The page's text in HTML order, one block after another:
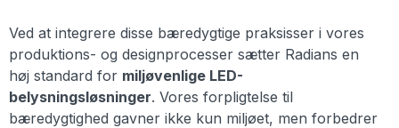
Ved at integrere disse bæredygtige praksisser i vores
produktions- og designprocesser sætter Radians en
høj standard for miljøvenlige LED-
belysningsløsninger. Vores forpligtelse til
bæredygtighed gavner ikke kun miljøet, men forbedrer